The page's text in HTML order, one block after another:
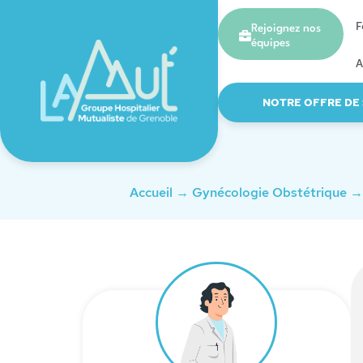
Rejoignez nos
équipes
NOTRE OFFRE DE
Accueil → Gynécologie Obstétrique